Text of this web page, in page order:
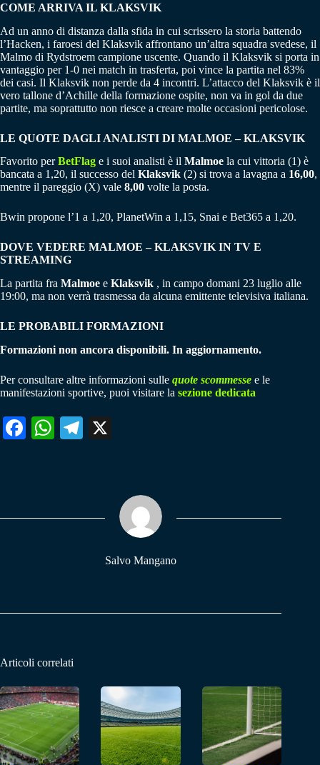
COME ARRIVA IL KLAKSVIK
Ad un anno di distanza dalla sfida in cui scrissero la storia battendo
l’Hacken, i faroesi del Klaksvik affrontano un’altra squadra svedese, il
Malmo di Rydstroem campione uscente. Quando il Klaksvik si porta in
vantaggio per 1-0 nei match in trasferta, poi vince la partita nel 83%
dei casi. Il Klaksvik non perde da 4 incontri. L’attacco del Klaksvik è il
vero tallone d’Achille della formazione ospite, non va in gol da due
partite, ma soprattutto non riesce a creare molte occasioni pericolose.
LE QUOTE DAGLI ANALISTI DI MALMOE – KLAKSVIK
Favorito perBetFlag e i suoi analisti è il Malmoe la cui vittoria (1) è
bancata a 1,20, il successo del Klaksvik (2) si trova a lavagna a 16,00,
mentre il pareggio (X) vale 8,00 volte la posta.
Bwin propone l’1 a 1,20, PlanetWin a 1,15, Snai e Bet365 a 1,20.
DOVE VEDERE MALMOE – KLAKSVIKIN TV E
STREAMING
La partita fra Malmoe e Klaksvik , in campo domani 23 luglio alle
19:00, ma non verrà trasmessa da alcuna emittente televisiva italiana.
LE PROBABILI FORMAZIONI
Formazioni non ancora disponibili. In aggiornamento.
Per consultare altre informazioni sulle quote scommesse e le
manifestazioni sportive, puoi visitare la sezione dedicata
Fa W
pp
Te
m
Salvo Mangano
Articoli correlati